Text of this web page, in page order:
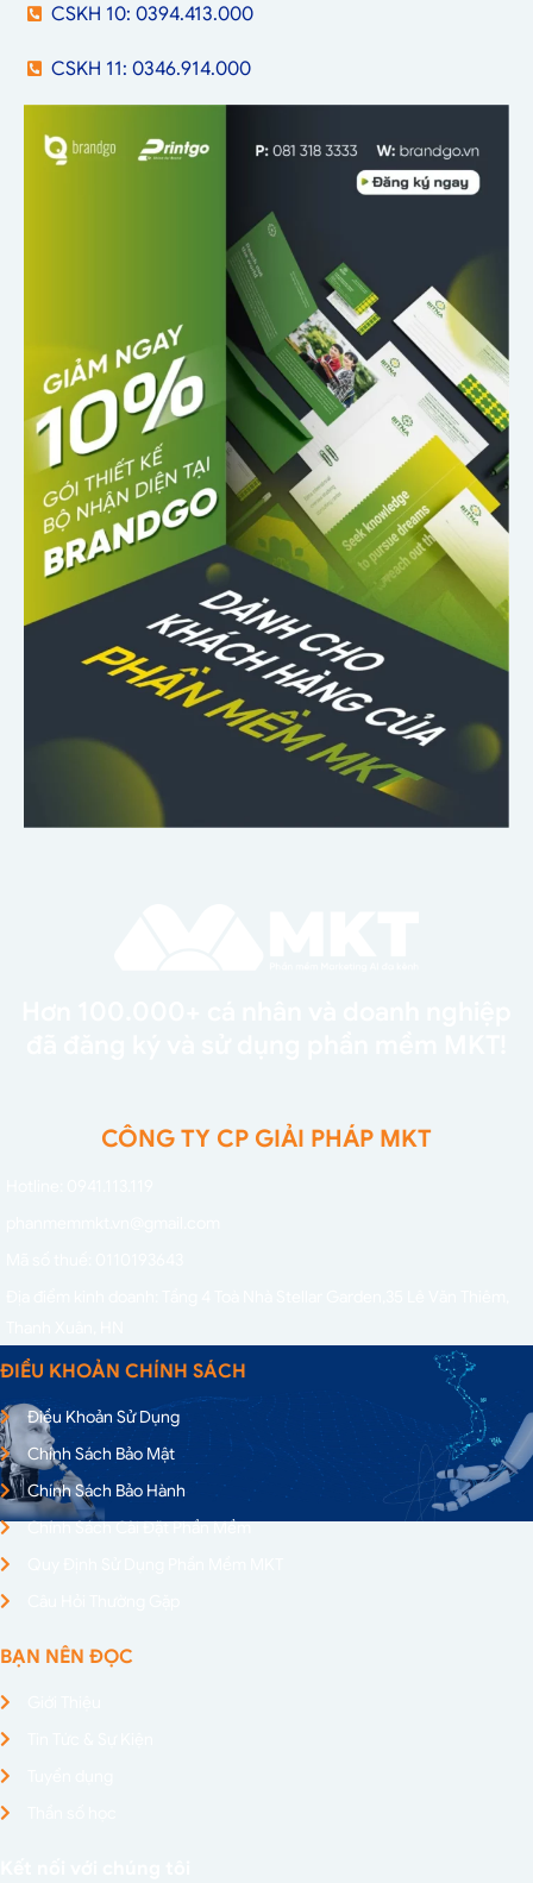
CSKH 10: 0394.413.000
CSKH 11: 0346.914.000
CÔNG TY CP GIẢI PHÁP MKT
ĐIỀU KHOẢN CHÍNH SÁCH
Điều Khoản Sử Dụng
Chính Sách Bảo Mật
Chính Sách Bảo Hành
Chính Sách Cài Đặt Phần Mềm
BẠN NÊN ĐỌC